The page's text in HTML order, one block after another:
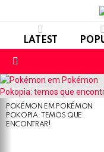
LATEST
LATEST
STORIES
POKÉMON EM POKÉMON
POKOPIA: TEMOS QUE
ENCONTRAR!